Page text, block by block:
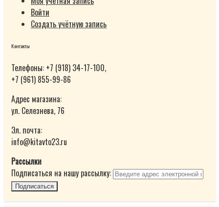
Войти
Создать учётную запись
Контакты
Телефоны: +7 (918) 34-17-100,
+7 (961) 855-99-86
Адрес магазина:
ул. Селезнева, 76
Эл. почта:
info@kitavto23.ru
Рассылки
Подписаться на нашу рассылку:
Подписаться